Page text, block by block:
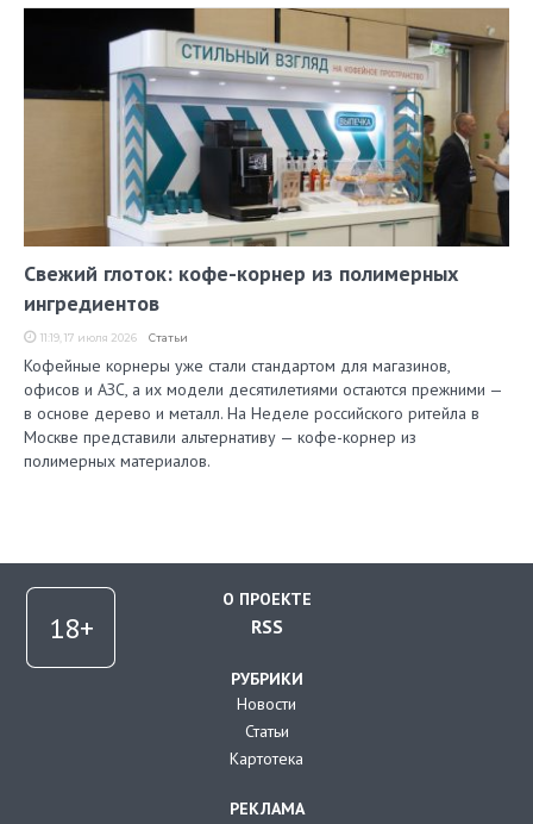
Свежий глоток: кофе-корнер из полимерных
ингредиентов
11:19, 17 июля 2026 Статьи
Кофейные корнеры уже стали стандартом для магазинов,
офисов и АЗС, а их модели десятилетиями остаются прежними —
в основе дерево и металл. На Неделе российского ритейла в
Москве представили альтернативу — кофе-корнер из
полимерных материалов.
О ПРОЕКТЕ
RSS
РУБРИКИ
Новости
Статьи
Картотека
РЕКЛАМА